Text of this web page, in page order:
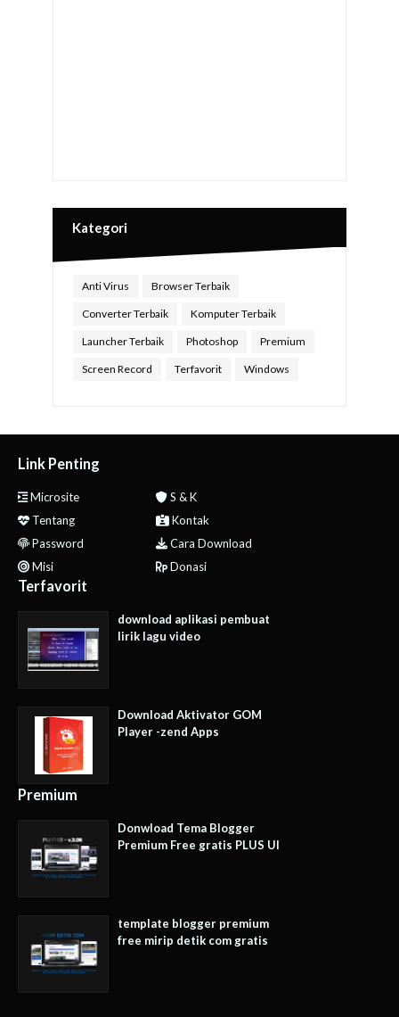
Kategori
Anti Virus Browser Terbaik
Converter Terbaik Komputer Terbaik
Launcher Terbaik Photoshop Premium
Screen Record Terfavorit Windows
Link Penting
Microsite
S & K
Tentang
Kontak
Password
Cara Download
Misi
Donasi
Terfavorit
download aplikasi pembuat
lirik lagu video
Download Aktivator GOM
Player -zend Apps
Premium
Donwload Tema Blogger
Premium Free gratis PLUS UI
template blogger premium
free mirip detik com gratis